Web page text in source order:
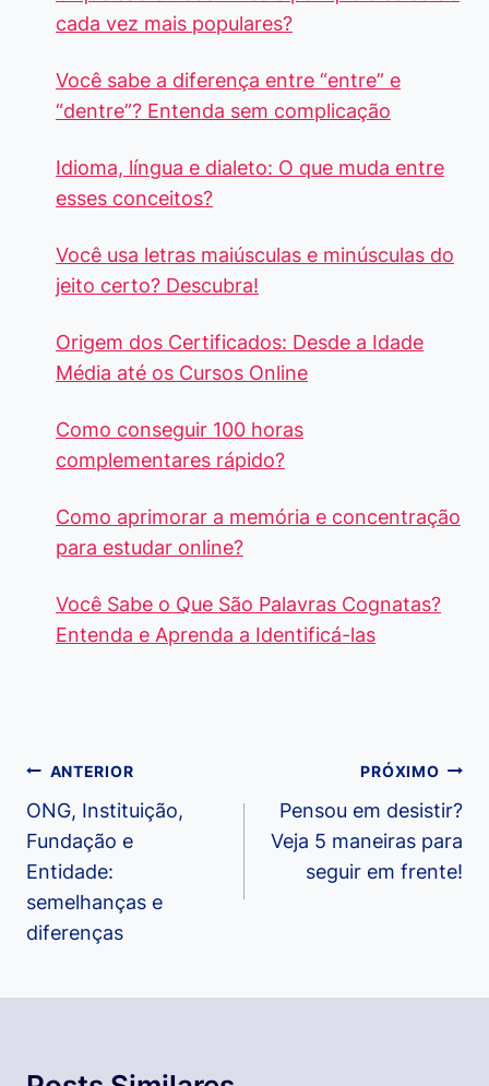
cada vez mais populares?
Você sabe a diferença entre “entre” e
“dentre”? Entenda sem complicação
Idioma, língua e dialeto: O que muda entre
esses conceitos?
Você usa letras maiúsculas e minúsculas do
jeito certo? Descubra!
Origem dos Certificados: Desde a Idade
Média até os Cursos Online
Como conseguir 100 horas
complementares rápido?
Como aprimorar a memória e concentração
para estudar online?
Você Sabe o Que São Palavras Cognatas?
Entenda e Aprenda a Identificá-las
Navegação
de
Post
ANTERIOR
ONG, Instituição,
Fundação e
Entidade:
semelhanças e
diferenças
PRÓXIMO
Pensou em desistir?
Veja 5 maneiras para
seguir em frente!